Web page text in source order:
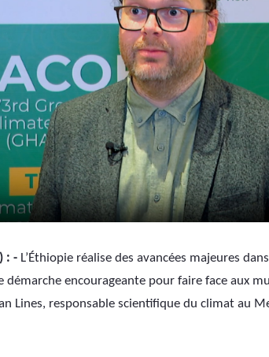
: - L’Éthiopie réalise des avancées majeures
démarche encourageante pour faire face aux
Lines, responsable scientifique du climat au